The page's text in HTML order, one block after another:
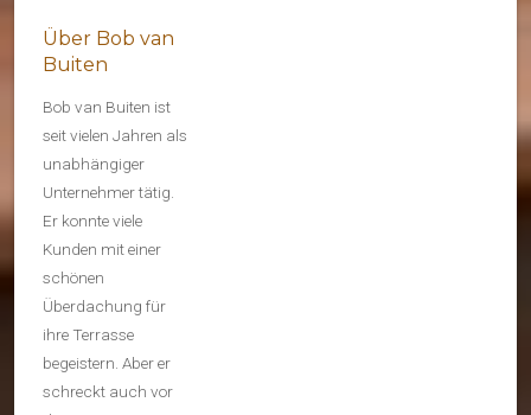
Über Bob van
Buiten
Bob van Buiten ist
seit vielen Jahren als
unabhängiger
Unternehmer tätig.
Er konnte viele
Kunden mit einer
schönen
Überdachung für
ihre Terrasse
begeistern. Aber er
schreckt auch vor